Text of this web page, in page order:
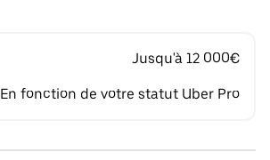
Jusqu'à 12 000€
En fonction de votre statut Uber Pro